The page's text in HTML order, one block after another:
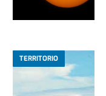
TERRITORIO